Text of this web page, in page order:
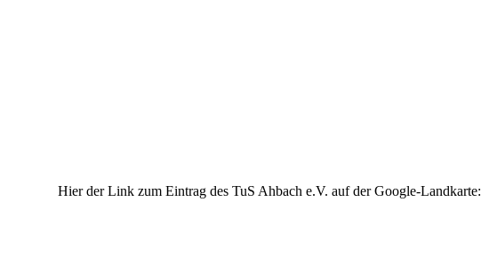
Hier der Link zum Eintrag des TuS Ahbach e.V. auf der Google-Landkarte: